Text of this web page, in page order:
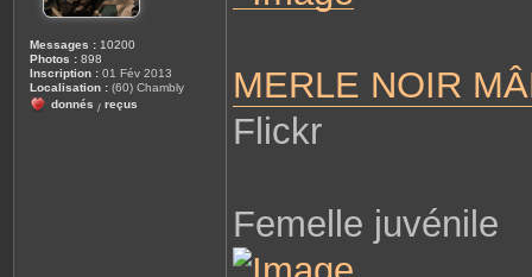
Messages : 10200
Photos : 898
Inscription : 01 Fév 2013
Localisation : (60) Chambly
donnés / reçus
MERLE NOIR
Flickr
Femelle juvénile